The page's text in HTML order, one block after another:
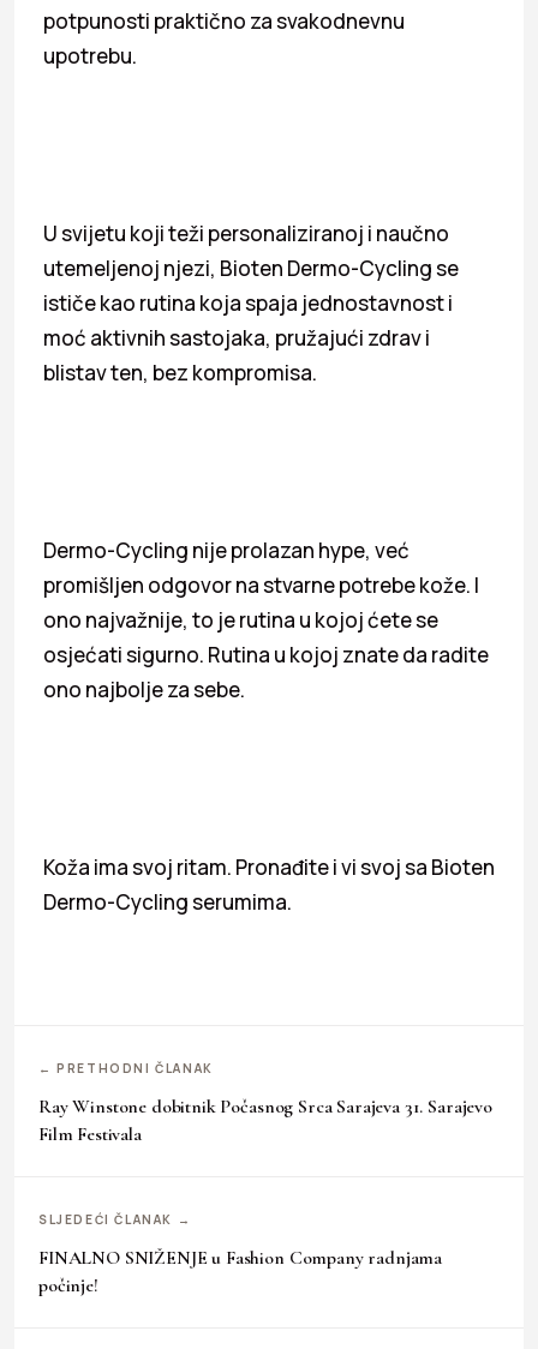
potpunosti praktično za svakodnevnu
upotrebu.
U svijetu koji teži personaliziranoj i naučno
utemeljenoj njezi, Bioten Dermo-Cycling se
ističe kao rutina koja spaja jednostavnost i
moć aktivnih sastojaka, pružajući zdrav i
blistav ten, bez kompromisa.
Dermo-Cycling nije prolazan hype, već
promišljen odgovor na stvarne potrebe kože. I
ono najvažnije, to je rutina u kojoj ćete se
osjećati sigurno. Rutina u kojoj znate da radite
ono najbolje za sebe.
Koža ima svoj ritam. Pronađite i vi svoj sa Bioten
Dermo-Cycling serumima.
← PRETHODNI ČLANAK
Ray Winstone dobitnik Počasnog Srca Sarajeva 31. Sarajevo
Film Festivala
SLJEDEĆI ČLANAK →
FINALNO SNIŽENJE u Fashion Company radnjama
počinje!